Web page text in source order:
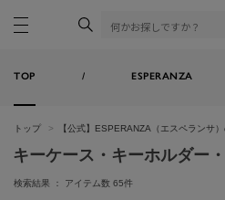
TOP / ESPERANZA
トップ 【公式】ESPERANZA（エスペランサ
キーケース・キーホルダー
検索結果 ： アイテム数 65件